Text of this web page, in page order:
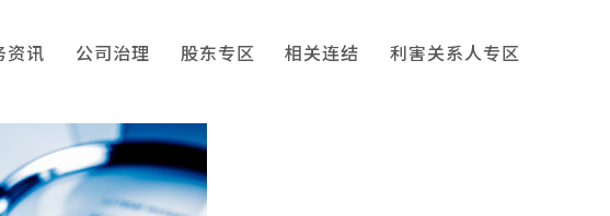
资讯 公司治理 股东专区 相关连结 利害关系人专区